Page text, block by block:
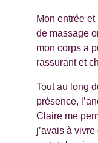
Mon entrée
de massage
mon corps a
rassurant et
Tout au long
présence,
Claire me
j’avais à